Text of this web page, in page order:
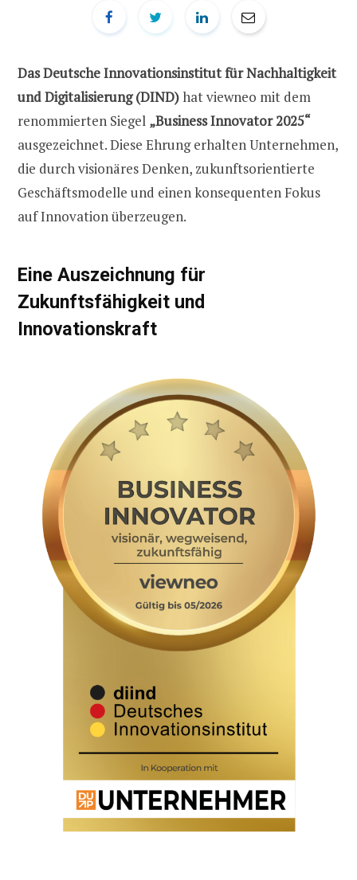
Das Deutsche Innovationsinstitut für Nachhaltigkeit
und Digitalisierung (DIND)hat viewneo mit dem
renommierten Siegel „Business Innovator 2025“
ausgezeichnet. Diese Ehrung erhalten Unternehmen,
die durch visionäres Denken, zukunftsorientierte
Geschäftsmodelle und einen konsequenten Fokus
auf Innovation überzeugen.
Eine Auszeichnung für
Zukunftsfähigkeit und
Innovationskraft